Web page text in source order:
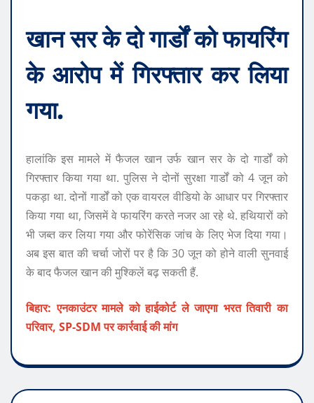
खान सर के दो गार्डों को फायरिंग
के आरोप में गिरफ्तार कर लिया
गया.
हालांकि इस मामले में फैजल खान उर्फ ​​खान सर के दो गार्डों को
गिरफ्तार किया गया था. पुलिस ने दोनों सुरक्षा गार्डों को 4 जून को
पकड़ा था. दोनों गार्डों को एक वायरल वीडियो के आधार पर गिरफ्तार
किया गया था, जिसमें वे फायरिंग करते नजर आ रहे थे. हथियारों को
भी जब्त कर लिया गया और फोरेंसिक जांच के लिए भेज दिया गया।
अब इस बात की चर्चा जोरों पर है कि 30 जून को होने वाली सुनवाई
के बाद फैजल खान की मुश्किलें बढ़ सकती हैं.
बिहार: एनकाउंटर मामले को हाईकोर्ट ले जाएगा भरत तिवारी का
परिवार, SP-SDM पर कार्रवाई की मांग